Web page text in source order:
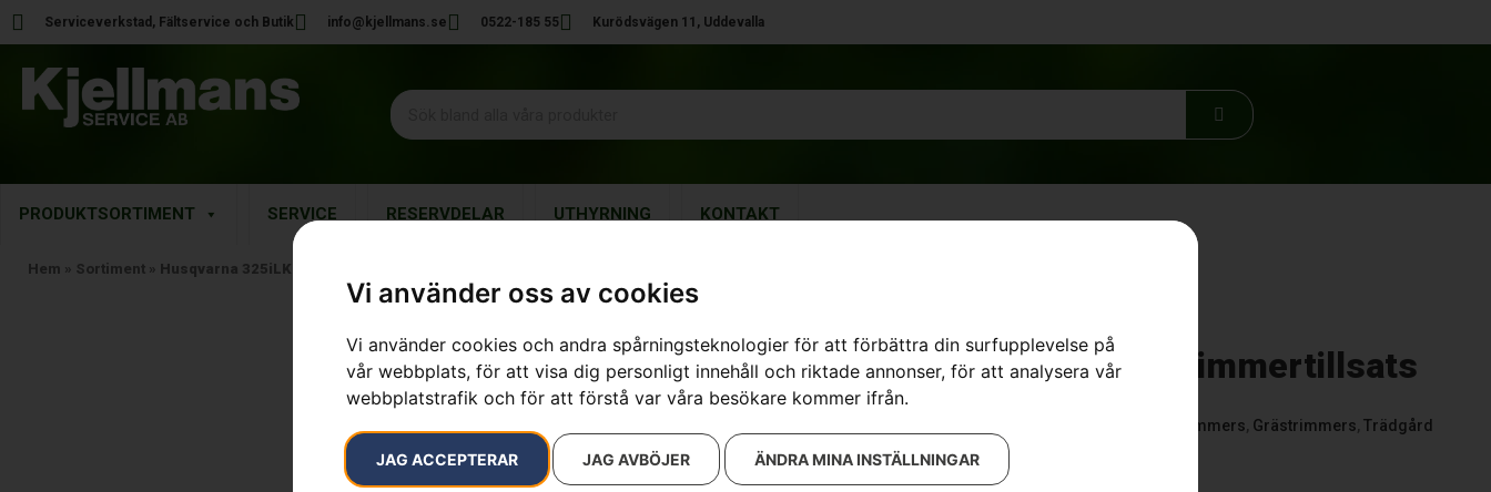
Vi använder oss av cookies
Vi använder cookies och andra spårningsteknologier för att förbättra din surfupplevelse på
vår webbplats, för att visa dig personligt innehåll och riktade annonser, för att analysera vår
webbplatstrafik och för att förstå var våra besökare kommer ifrån.
JAG ACCEPTERAR JAG AVBÖJER ÄNDRA MINA INSTÄLLNINGAR
Serviceverkstad, Fältservice och Butik info@kjellmans.se 0522-185 55 Kurödsvägen 11, Uddevalla
PRODUKTSORTIMENT SERVICE RESERVDELAR UTHYRNING KONTAKT
Hem » Sortiment » Husqvarna 325iLK med trimmertillsats
Husqvarna 325iLK med trimmertillsats
Artikelnummer:967850105
Batteridrivna Trimmers, Grästrimmers, Trädgård
5 490kr